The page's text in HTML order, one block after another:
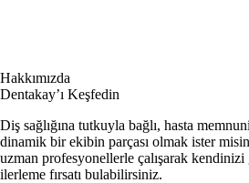
Hakkımızda
Dentakay’ı Keşfedin
Diş sağlığına tutkuyla bağlı, hasta
dinamik bir ekibin parçası olmak ister
uzman profesyonellerle çalışarak
ilerleme fırsatı bulabilirsiniz.